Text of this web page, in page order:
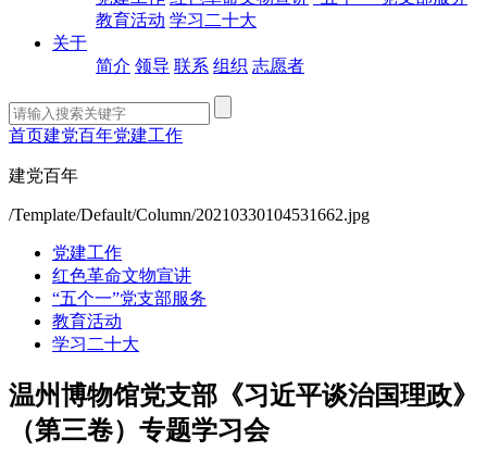
教育活动 学习二十大
关于
简介 领导 联系 组织 志愿者
首页建党百年党建工作
建党百年
/Template/Default/Column/20210330104531662.jpg
党建工作
红色革命文物宣讲
“五个一”党支部服务
教育活动
学习二十大
温州博物馆党支部《习近平谈治国理政》
（第三卷）专题学习会